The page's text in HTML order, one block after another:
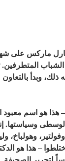
ماركس على
الشباب
وبدأ
هو اسم
وسياستها.
وهولباخ،